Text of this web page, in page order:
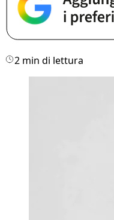
2 min di lettura